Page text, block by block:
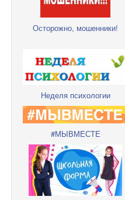
Осторожно, мошенники!
Неделя психологии
#МЫВМЕСТЕ